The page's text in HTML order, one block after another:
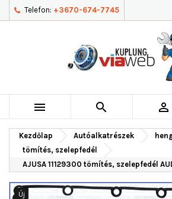
Telefon: +3670-674-7745
  
Kezdőlap Autóalkatrészek
tömítés, szelepfedél
AJUSA 11129300 tömítés, szelepfedél
Új